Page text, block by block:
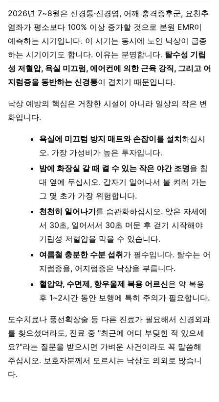
2026년 7~8월은 신경통·신경염, 어깨 충격증후군, 요천추
염좌가 평소보다 100% 이상 증가할 것으로 본원 EMR이
예측하는 시기입니다. 이 시기는 동시에 노인 낙상이 급증
하는 시기이기도 합니다. 이유는 분명합니다. 탈수성 기립
성 저혈압, 욕실 미끄럼, 에어컨에 의한 근육 강직, 그리고 어
지럼증을 동반하는 신경통이 겹치기 때문입니다.
낙상 예방의 핵심은 거창한 시설이 아니라 일상의 작은 변
화입니다.
욕실에 미끄럼 방지 매트와 손잡이를 설치하십시
오. 가장 가성비가 높은 투자입니다.
밤에 화장실 갈 때 켤 수 있는 작은 야간 조명을 침
대 옆에 두십시오. 갑자기 일어나서 불 켜러 가는
그 몇 초가 가장 위험합니다.
천천히 일어나기를 습관화하십시오. 앉은 자세에
서 30초, 일어서서 30초 머문 후 걷기 시작해야
기립성 저혈압을 막을 수 있습니다.
여름철 충분한 수분 섭취가 필수입니다. 탈수는 어
지럼증을, 어지럼증은 낙상을 부릅니다.
혈압약, 수면제, 항우울제 복용 어르신은 약 복용
후 1~2시간 동안 보행에 특히 주의가 필요합니다.
도수치료나 풍선확장술 등 다른 진료가 필요해서 신경외과
를 찾으셨더라도, 진료 중 "최근에 어디 부딪힌 적 있으세
요?"라는 질문을 받으시면 가벼운 사건이라도 꼭 말씀해
주십시오. 보호자분께서 모르시는 낙상도 의외로 많습니
다.